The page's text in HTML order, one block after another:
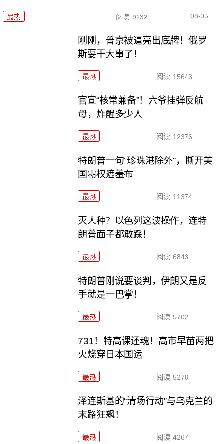
最热 阅读 9232 08-05
刚刚，普京被逼亮出底牌！俄罗
斯要干大事了！
最热 阅读 15643
官宣“核常兼备”！六爷挂弹反航
母，炸醒多少人
最热 阅读 12376
特朗普一句“珍珠港除外”，撕开美
国霸权遮羞布
最热 阅读 11374
灭人种？以色列这波操作，连特
朗普面子都敢踩！
最热 阅读 6843
特朗普刚说要谈判，伊朗又是反
手就是一巴掌！
最热 阅读 5702
731！特高课还魂！高市早苗两把
火烧穿日本国运
最热 阅读 5278
泽连斯基的“清场行动”与乌克兰的
末路狂飙！
最热 阅读 4267